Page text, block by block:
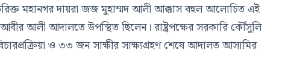
মহানগর দায়রা জজ মুহাম্মদ আলী আক্কাস বহুল আলোচিত এই
আলী আদালতে উপস্থিত ছিলেন। রাষ্ট্রপক্ষের সরকারি কৌঁসুলি
ও ৩৩ জন সাক্ষীর সাক্ষ্যগ্রহণ শেষে আদালত আসামির